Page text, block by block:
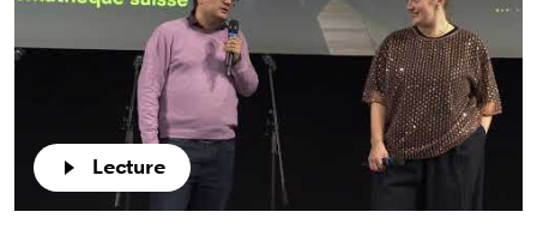
Lecture
Play